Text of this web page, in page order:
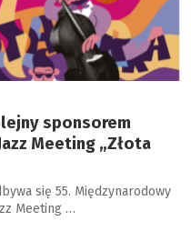
sponsorem
Meeting „Złota
się 55. Międzynarodowy
Meeting …